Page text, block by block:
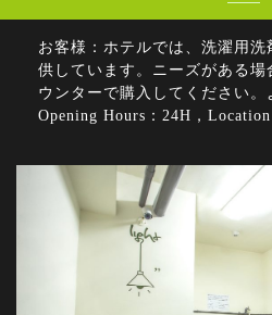
お客様：ホテルでは、洗濯用
供しています。ニーズがある場
ウンターで購入してください。
Opening Hours：24H，